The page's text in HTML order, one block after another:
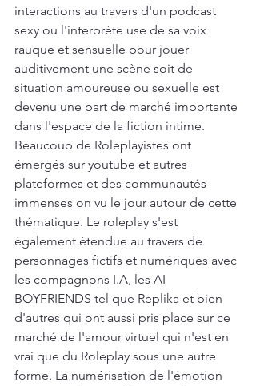
interactions au travers d'un podcast
sexy ou l'interprète use de sa voix
rauque et sensuelle pour jouer
auditivement une scène soit de
situation amoureuse ou sexuelle est
devenu une part de marché importante
dans l'espace de la fiction intime.
Beaucoup de Roleplayistes ont
émergés sur youtube et autres
plateformes et des communautés
immenses on vu le jour autour de cette
thématique. Le roleplay s'est
également étendue au travers de
personnages fictifs et numériques avec
les compagnons I.A, les AI
BOYFRIENDS tel que Replika et bien
d'autres qui ont aussi pris place sur ce
marché de l'amour virtuel qui n'est en
vrai que du Roleplay sous une autre
forme. La numérisation de l'émotion